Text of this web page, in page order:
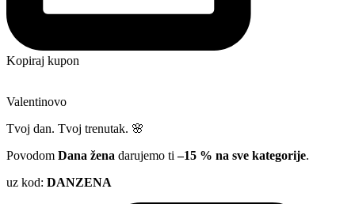
Kopiraj kupon
Valentinovo
Tvoj dan. Tvoj trenutak. 🌸
Povodom Dana žena darujemo ti–15 % na sve kategorije.
uz kod: DANZENA